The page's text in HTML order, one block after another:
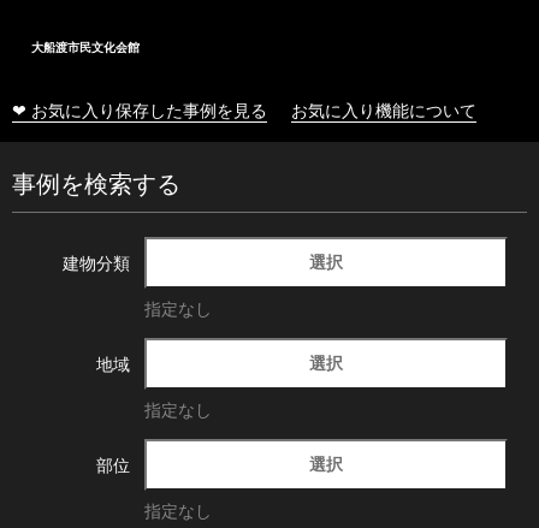
大船渡市民文化会館
❤ お気に入り保存した事例を見る お気に入り機能について
事例を検索する
建物分類 選択
指定なし
地域 選択
指定なし
部位 選択
指定なし